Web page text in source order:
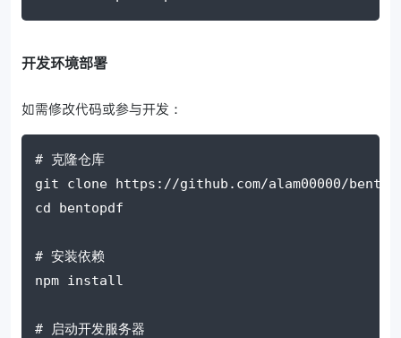
开发环境部署
如需修改代码或参与开发：
# 克隆仓库
git clone https://github.com/alam00000/
cd bentopdf
# 安装依赖
npm install
# 启动开发服务器